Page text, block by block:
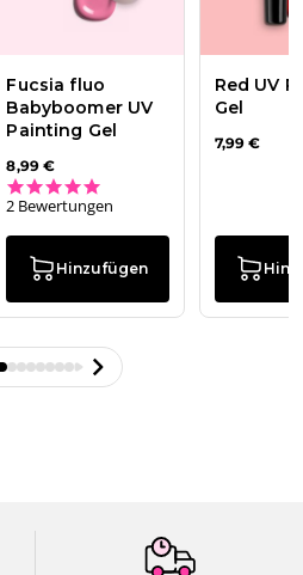
Fucsia fluo
Babyboomer UV
Painting Gel
8,99 €
2 Bewertungen
Hinzufügen
Red UV
Gel
7,99 €